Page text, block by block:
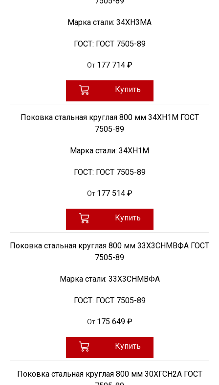
Марка стали: 34ХН3МА
ГОСТ: ГОСТ 7505-89
От 177 714 ₽
Купить
Поковка стальная круглая 800 мм 34ХН1М ГОСТ
7505-89
Марка стали: 34ХН1М
ГОСТ: ГОСТ 7505-89
От 177 514 ₽
Купить
Поковка стальная круглая 800 мм 33Х3СНМВФА ГОСТ
7505-89
Марка стали: 33Х3СНМВФА
ГОСТ: ГОСТ 7505-89
От 175 649 ₽
Купить
Поковка стальная круглая 800 мм 30ХГСН2А ГОСТ